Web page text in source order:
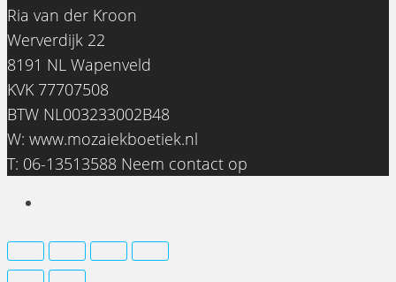
Ria van der Kroon
Werverdijk 22
8191 NL Wapenveld
KVK 77707508
BTW NL003233002B48
W: www.mozaiekboetiek.nl
T: 06-13513588 Neem contact op
0
€0,00